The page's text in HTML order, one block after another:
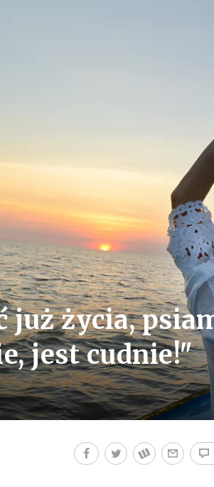
już życia,
jest cudnie!"